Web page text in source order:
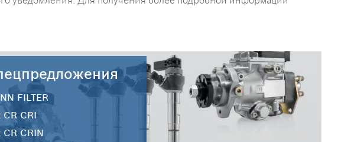
30.07.2026
Новые поступления запчастей
HC-CARGO от 30.07.2026
FILTER
CRI
CRIN